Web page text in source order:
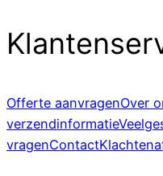
Offerte aanvragenOver
verzendinformatie
vragenContact